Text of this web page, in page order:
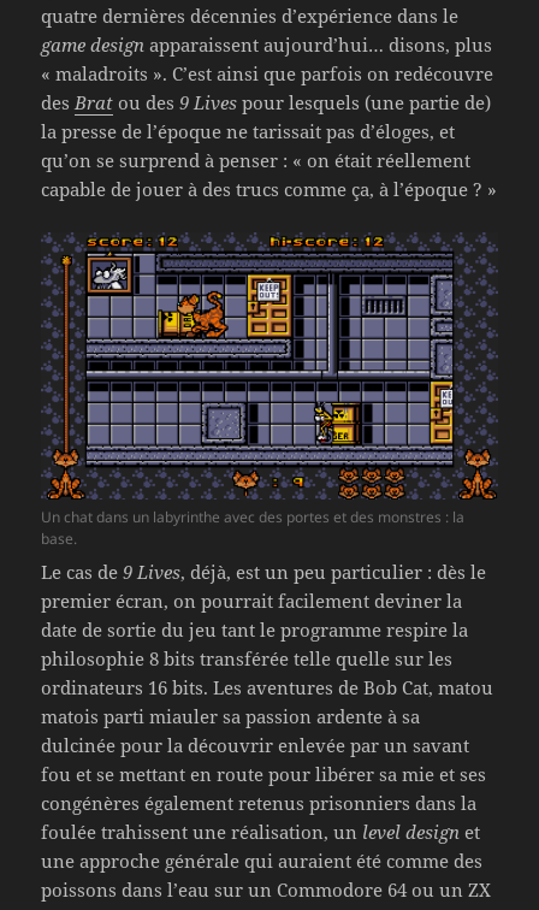
quatre dernières décennies d’expérience dans le
game design apparaissent aujourd’hui… disons, plus
« maladroits ». C’est ainsi que parfois on redécouvre
des Brat ou des9 Lives pour lesquels (une partie de)
la presse de l’époque ne tarissait pas d’éloges, et
qu’on se surprend à penser : « on était réellement
capable de jouer à des trucs comme ça, à l’époque ? »
Un chat dans un labyrinthe avec des portes et des monstres : la
base.
Le cas de9 Lives, déjà, est un peu particulier : dès le
premier écran, on pourrait facilement deviner la
date de sortie du jeu tant le programme respire la
philosophie 8 bits transférée telle quelle sur les
ordinateurs 16 bits. Les aventures de Bob Cat, matou
matois parti miauler sa passion ardente à sa
dulcinée pour la découvrir enlevée par un savant
fou et se mettant en route pour libérer sa mie et ses
congénères également retenus prisonniers dans la
foulée trahissent une réalisation, un level design et
une approche générale qui auraient été comme des
poissons dans l’eau sur un Commodore 64 ou un ZX